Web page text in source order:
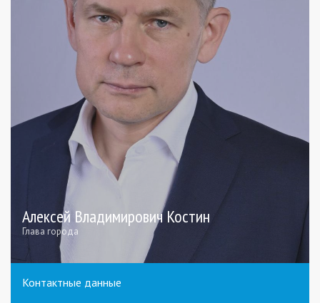
Алексей Владимирович Костин
Глава города
Контактные данные